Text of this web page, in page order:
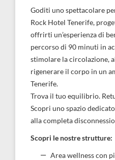
Goditi uno spettacolare
Rock Hotel Tenerife,
offrirti un’esperienza di
percorso di 90 minuti in
stimolare la circolazione,
rigenerare il corpo in un
Tenerife.
Trova il tuo equilibrio.
Scopri uno spazio
alla completa
Scopri le nostre strutture:
Area wellness con